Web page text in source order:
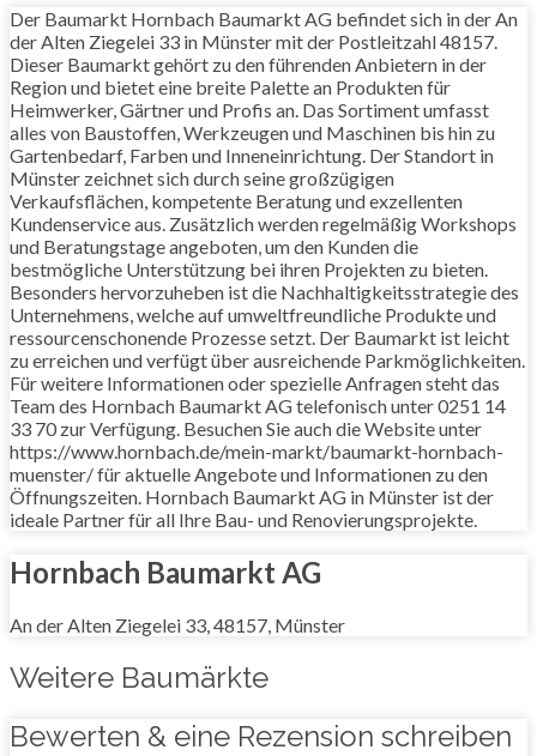
Der Baumarkt Hornbach Baumarkt AG befindet sich in der An
der Alten Ziegelei 33 in Münster mit der Postleitzahl 48157.
Dieser Baumarkt gehört zu den führenden Anbietern in der
Region und bietet eine breite Palette an Produkten für
Heimwerker, Gärtner und Profis an. Das Sortiment umfasst
alles von Baustoffen, Werkzeugen und Maschinen bis hin zu
Gartenbedarf, Farben und Inneneinrichtung. Der Standort in
Münster zeichnet sich durch seine großzügigen
Verkaufsflächen, kompetente Beratung und exzellenten
Kundenservice aus. Zusätzlich werden regelmäßig Workshops
und Beratungstage angeboten, um den Kunden die
bestmögliche Unterstützung bei ihren Projekten zu bieten.
Besonders hervorzuheben ist die Nachhaltigkeitsstrategie des
Unternehmens, welche auf umweltfreundliche Produkte und
ressourcenschonende Prozesse setzt. Der Baumarkt ist leicht
zu erreichen und verfügt über ausreichende Parkmöglichkeiten.
Für weitere Informationen oder spezielle Anfragen steht das
Team des Hornbach Baumarkt AG telefonisch unter 0251 14
33 70 zur Verfügung. Besuchen Sie auch die Website unter
https://www.hornbach.de/mein-markt/baumarkt-hornbach-
muenster/ für aktuelle Angebote und Informationen zu den
Öffnungszeiten. Hornbach Baumarkt AG in Münster ist der
ideale Partner für all Ihre Bau- und Renovierungsprojekte.
Hornbach Baumarkt AG
An der Alten Ziegelei 33, 48157, Münster
Weitere Baumärkte
Bewerten & eine Rezension schreiben